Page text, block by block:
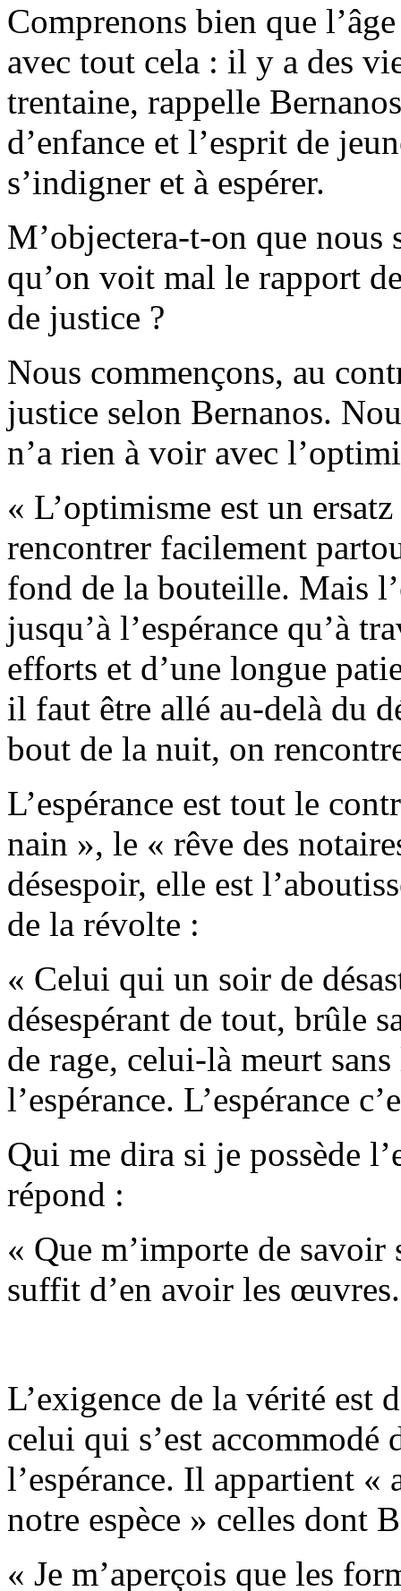
Comprenons bien que
avec tout cela : il y a des
trentaine, rappelle
d’enfance et l’esprit de
s’indigner et à espérer.
M’objectera-t-on que nous
qu’on voit mal le rapport
de justice ?
Nous commençons, au
justice selon Bernanos.
n’a rien à voir avec
« L’optimisme est un
rencontrer facilement
fond de la bouteille. Mais
jusqu’à l’espérance qu’à
efforts et d’une longue
il faut être allé au-delà du
bout de la nuit, on
L’espérance est tout le
nain », le « rêve des
désespoir, elle est
de la révolte :
« Celui qui un soir de
désespérant de tout, brûle
de rage, celui-là meurt
l’espérance. L’espérance
Qui me dira si je possède
répond :
« Que m’importe de savoir
suffit d’en avoir les
L’exigence de la vérité est
celui qui s’est accommodé
l’espérance. Il appartient
notre espèce » celles dont
« Je m’aperçois que les